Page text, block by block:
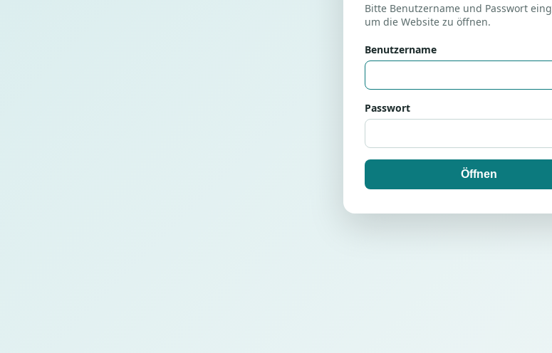
Bitte Benutzername und Passwort
um die Website zu öffnen.
Benutzername
Passwort
Öffnen